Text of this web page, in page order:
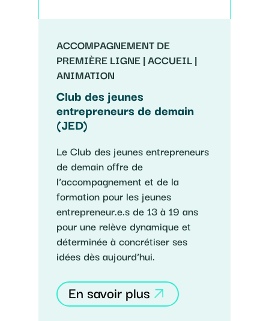
ACCOMPAGNEMENT DE
PREMIÈRE LIGNE | ACCUEIL |
ANIMATION
Club des jeunes
entrepreneurs de demain
(JED)
Le Club des jeunes entrepreneurs
de demain offre de
l’accompagnement et de la
formation pour les jeunes
entrepreneur.e.s de 13 à 19 ans
pour une relève dynamique et
déterminée à concrétiser ses
idées dès aujourd’hui.
En savoir plus